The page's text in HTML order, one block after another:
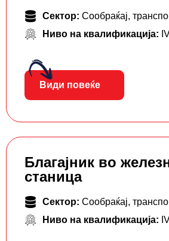
Сектор: Сообраќај,
Ниво на квалификација:
Види повеќе
Благајник во
станица
Сектор: Сообраќај,
Ниво на квалификација: